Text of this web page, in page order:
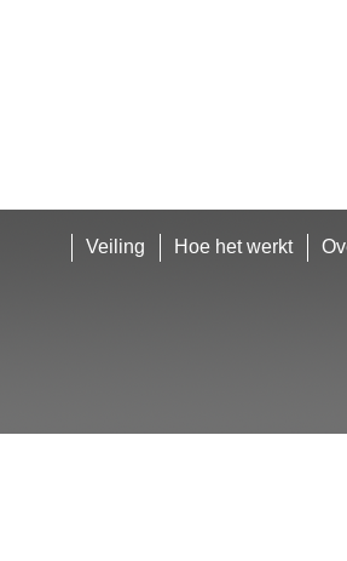
Veiling Hoe het werkt